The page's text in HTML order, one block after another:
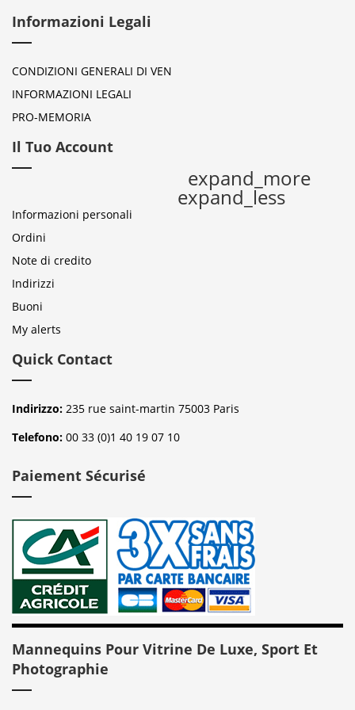
Informazioni Legali
CONDIZIONI GENERALI DI VEN
INFORMAZIONI LEGALI
PRO-MEMORIA
Il Tuo Account
expand_more
expand_less
Informazioni personali
Ordini
Note di credito
Indirizzi
Buoni
My alerts
Quick Contact
Indirizzo: 235 rue saint-martin 75003 Paris
Telefono: 00 33 (0)1 40 19 07 10
Paiement Sécurisé
Mannequins Pour Vitrine De Luxe, Sport Et
Photographie